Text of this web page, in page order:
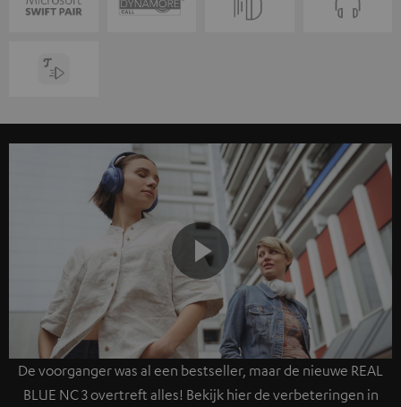
Play
De voorganger was al een bestseller, maar de nieuwe REAL
BLUE NC 3 overtreft alles! Bekijk hier de verbeteringen in